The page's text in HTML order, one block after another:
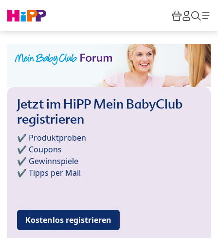
HiPP
Jetzt im HiPP Mein BabyClub
registrieren
✔️ Produktproben
✔️ Coupons
✔️ Gewinnspiele
✔️ Tipps per Mail
Kostenlos registrieren